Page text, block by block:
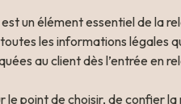
un élément essentiel de la
les informations légales
au client dès l’entrée en
le point de choisir, de confier